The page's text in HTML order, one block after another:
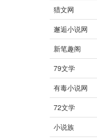
猎文网
邂逅小说网
新笔趣阁
79文学
有毒小说网
72文学
小说族